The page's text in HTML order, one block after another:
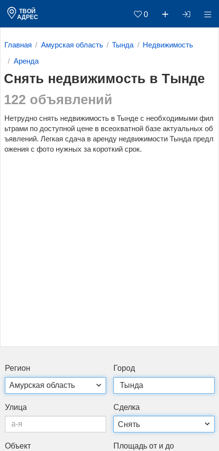
ТВОЙ
АДРЕС
0
Главная Амурская область Тында Недвижимость
Аренда
Снять недвижимость в Тынде
122 объявлений
Нетрудно снять недвижимость в Тынде с необходимыми фил
ьтрами по доступной цене в всеохватной базе актуальных об
ъявлений. Легкая сдача в аренду недвижимости Тында предл
ожения с фото нужных за короткий срок.
Ре­ги­он Го­род
Ули­ца Сдел­ка
Объ­ект Пло­щадь от и до